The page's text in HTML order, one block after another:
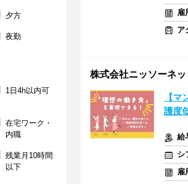
夕方
夜勤
1日4h以内可
在宅ワーク・
内職
残業月10時間
以下
雇
ア
株式会社ニッソーネ
【
護度
給
シ
雇